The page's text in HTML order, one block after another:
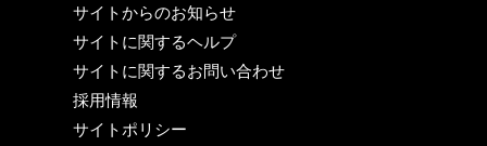
サイトからのお知らせ
サイトに関するヘルプ
サイトに関するお問い合わせ
採用情報
サイトポリシー